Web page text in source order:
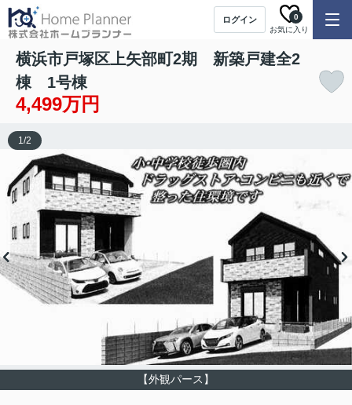
ログイン
お気に入り
0
横浜市戸塚区上矢部町2期 新築戸建全2
棟 1号棟
4,499万円
【外観パース】
1/2